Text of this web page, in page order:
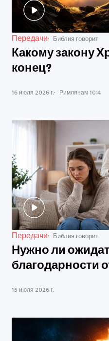
Передачи Библия говорит
Какому закону
конец?
16 июля 2026 г. Римлянам 10:4
Передачи Библия говорит
Нужно ли
благодарности
15 июля 2026 г.